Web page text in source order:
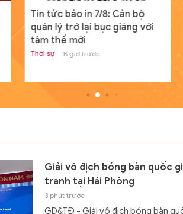
Tin tức báo in 7/8: Cán bộ
quản lý trở lại bục giảng với
tâm thế mới
Thời sự 8 giờ trước
Giải vô địch bóng bàn quốc
tranh tại Hải Phòng
3 phút trước
GD&TĐ - Giải vô địch bóng bàn